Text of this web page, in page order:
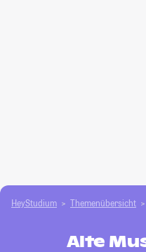
HeyStudium Themenübersicht
Alte